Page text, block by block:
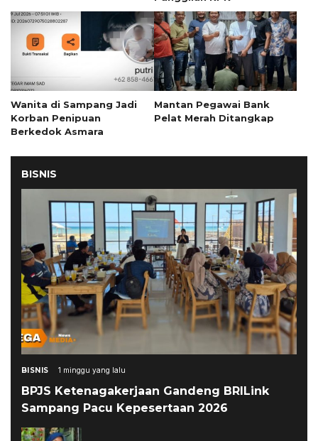
Wanita di Sampang Jadi
Korban Penipuan
Berkedok Asmara
Mantan Pegawai Bank
Pelat Merah Ditangkap
BISNIS
BISNIS 1 minggu yang lalu
BPJS Ketenagakerjaan Gandeng BRILink
Sampang Pacu Kepesertaan 2026